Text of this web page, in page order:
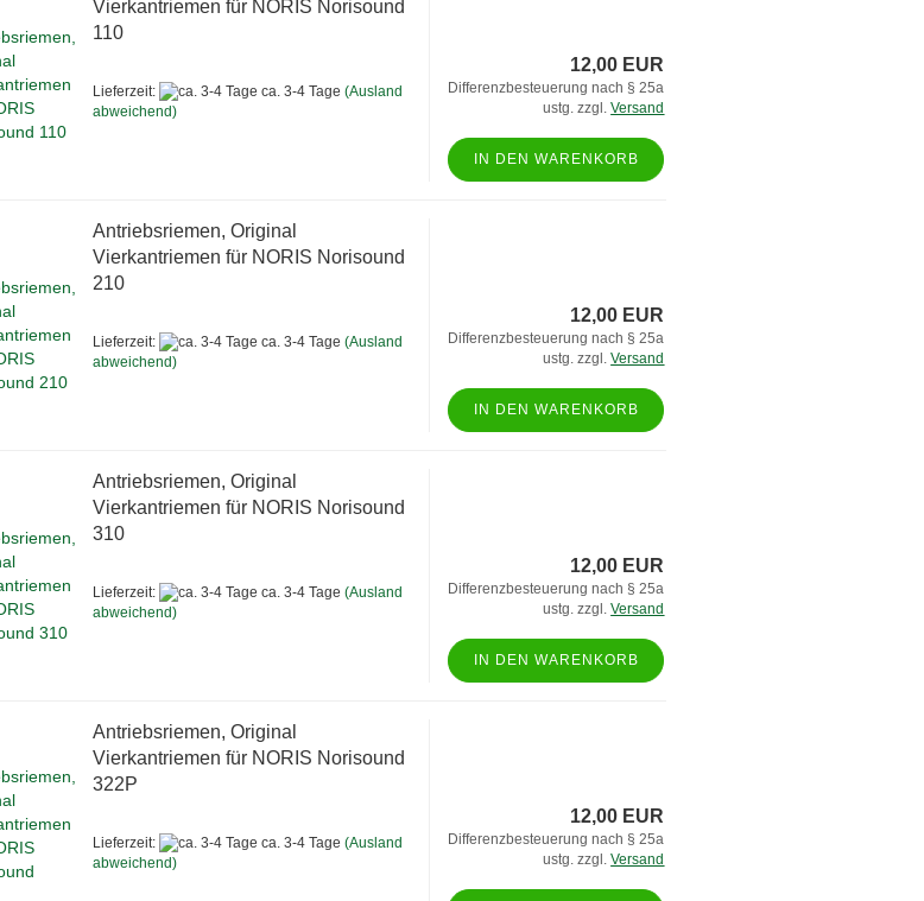
Vierkantriemen für NORIS Norisound
110
Lieferzeit: ca. 3-4 Tage (Ausland
abweichend)
12,00 EUR
Differenzbesteuerung nach § 25a
ustg. zzgl.Versand
IN DEN WARENKORB
Antriebsriemen, Original
Vierkantriemen für NORIS Norisound
210
Lieferzeit: ca. 3-4 Tage (Ausland
abweichend)
12,00 EUR
Differenzbesteuerung nach § 25a
ustg. zzgl.Versand
IN DEN WARENKORB
Antriebsriemen, Original
Vierkantriemen für NORIS Norisound
310
Lieferzeit: ca. 3-4 Tage (Ausland
abweichend)
12,00 EUR
Differenzbesteuerung nach § 25a
ustg. zzgl.Versand
IN DEN WARENKORB
Antriebsriemen, Original
Vierkantriemen für NORIS Norisound
322P
Lieferzeit: ca. 3-4 Tage (Ausland
abweichend)
12,00 EUR
Differenzbesteuerung nach § 25a
ustg. zzgl.Versand